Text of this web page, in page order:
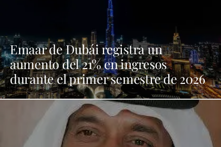
Emaar de Dubái registra un
aumento del 21% en ingresos
durante el primer semestre de 2026